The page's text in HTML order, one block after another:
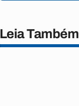
Leia Também